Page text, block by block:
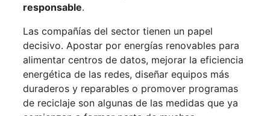
responsable.
Las compañías del sector tienen un papel
decisivo. Apostar por energías renovables para
alimentar centros de datos, mejorar la eficiencia
energética de las redes, diseñar equipos más
duraderos y reparables o promover programas
de reciclaje son algunas de las medidas que ya